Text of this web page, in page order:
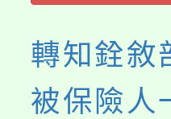
系所師
轉知銓敘
被保險人